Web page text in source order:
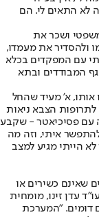
לא התאים לי. הם
ושכר את
ולהסדיר את מעמדו,
עם המפקדים בכלא
המבודדים ובתא
אותו, א' מעיד שהחל
הצבא ניאות
עם פסיכיאטר - שקבע
איתי, וזה מה
הייתי מגיע למצב
שאינם כשירים או
עדן זינו, מומחית
דומים. "המערכת